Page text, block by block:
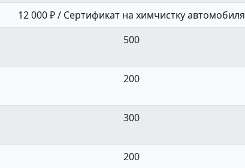
12 000 ₽ / Сертификат на химчистку автомобиля
500
200
300
200